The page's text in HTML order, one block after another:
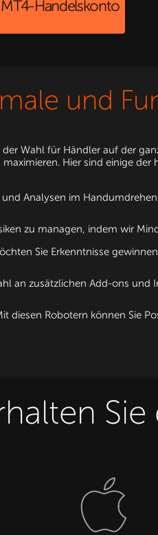
Handelskonto
und
Wahl für Händler auf der
Hier sind einige
Analysen im
zu managen, indem wir
Sie Erkenntnisse
an zusätzlichen Add-ons
diesen Robotern können Sie